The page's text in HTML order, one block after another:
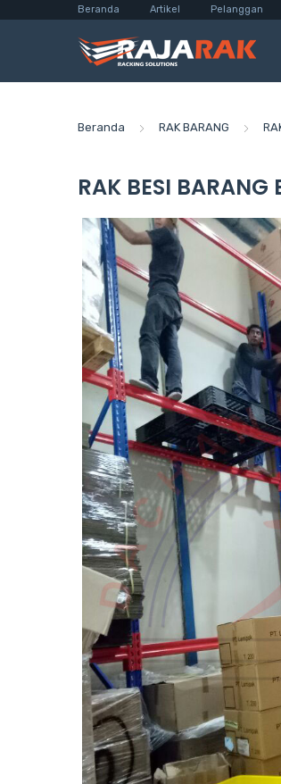
Beranda Artikel Pelanggan
Beranda RAK BARANG
RAK BESI BARANG